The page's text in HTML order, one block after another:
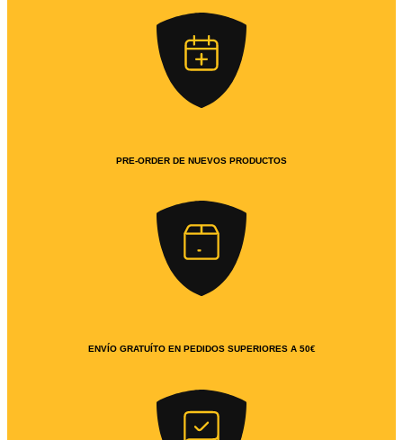
PRE-ORDER DE NUEVOS PRODUCTOS
ENVÍO GRATUÍTO EN PEDIDOS SUPERIORES A 50€